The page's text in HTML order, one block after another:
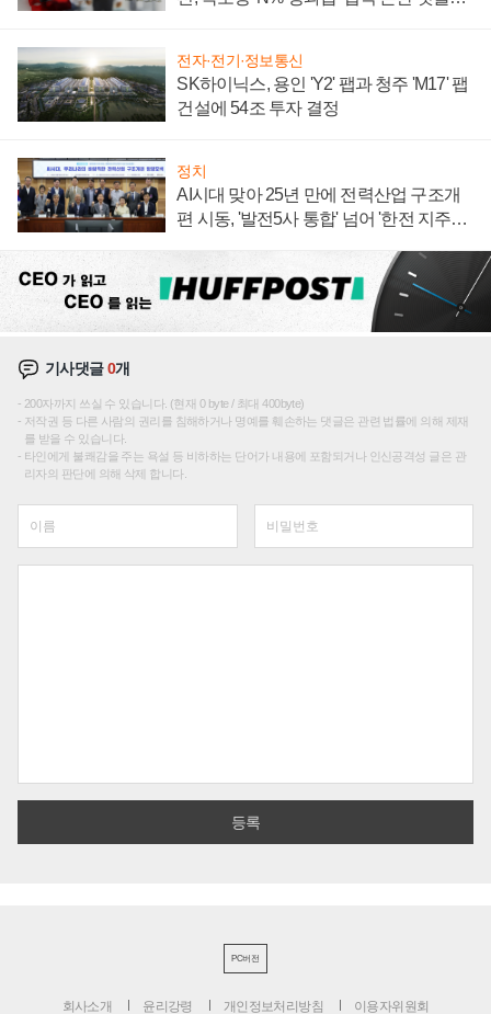
전자·전기·정보통신
SK하이닉스, 용인 'Y2' 팹과 청주 'M17' 팹
건설에 54조 투자 결정
정치
AI시대 맞아 25년 만에 전력산업 구조개
편 시동, '발전5사 통합' 넘어 '한전 지주사'
기사댓글0개
200자까지 쓰실 수 있습니다. (현재 0 byte / 최대 400byte)
저작권 등 다른 사람의 권리를 침해하거나 명예를 훼손하는 댓글은 관련 법률에 의해 제재
를 받을 수 있습니다.
타인에게 불쾌감을 주는 욕설 등 비하하는 단어가 내용에 포함되거나 인신공격성 글은 관
리자의 판단에 의해 삭제 합니다.
PC버전
회사소개 윤리강령 개인정보처리방침 이용자위원회